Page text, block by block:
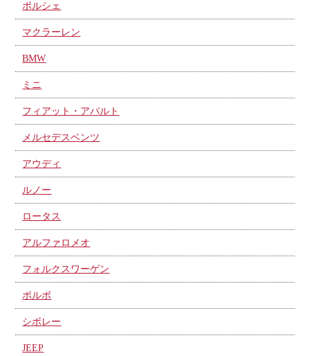
ポルシェ
マクラーレン
BMW
ミニ
フィアット・アバルト
メルセデスベンツ
アウディ
ルノー
ロータス
アルファロメオ
フォルクスワーゲン
ボルボ
シボレー
JEEP